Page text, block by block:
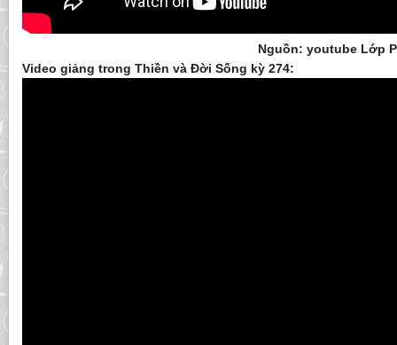
Nguồn: youtube Lớp
Video giảng trong Thiền và Đời Sống kỳ 274: